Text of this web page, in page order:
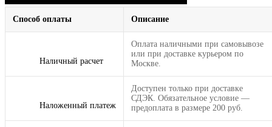
Способ оплаты Описание
Наличный расчет
Оплата наличными при самовывозе
или при доставке курьером по
Москве.
Наложенный платеж
Доступен только при доставке
СДЭК. Обязательное условие —
предоплата в размере 200 руб.